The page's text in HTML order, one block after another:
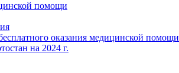
помощи
оказания медицинской помощи
на 2024 г.